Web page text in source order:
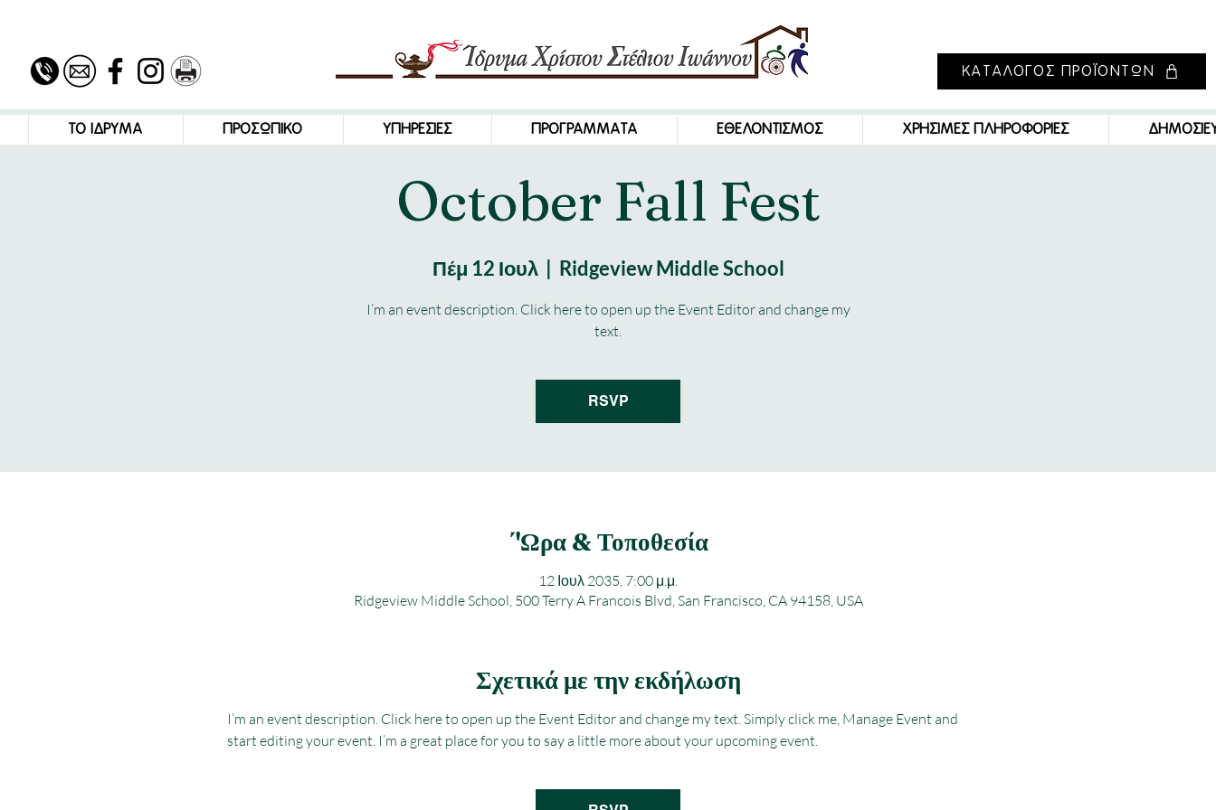
ΚΑΤΑΛΟΓΟΣ ΠΡΟΪΟΝΤΩΝ
ΤΟ ΙΔΡΥΜΑ ΠΡΟΣΩΠΙΚΟ ΥΠΗΡΕΣΙΕΣ ΠΡΟΓΡΑΜΜΑΤΑ ΕΘΕΛΟΝΤΙΣΜΟΣ ΧΡΗΣΙΜΕΣ ΠΛΗΡΟΦΟΡΙΕΣ
October Fall Fest
Πέμ 12 Ιουλ
  |
Ridgeview Middle School
I’m an event description. Click here to open up the Event Editor and change my
text.
RSVP
΄'Ωρα & Τοποθεσία
12 Ιουλ 2035, 7:00 μ.μ.
Ridgeview Middle School, 500 Terry A Francois Blvd, San Francisco, CA 94158, USA
Σχετικά με την εκδήλωση
I’m an event description. Click here to open up the Event Editor and change my text. Simply click me, Manage Event and
start editing your event. I’m a great place for you to say a little more about your upcoming event.